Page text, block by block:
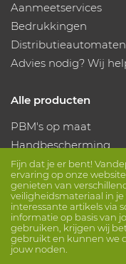
Fijn dat je er bent!
ervaring op onze
genieten van
veiligheidsmateriaal in
interessante artikels via
informatie op basis van
gebruiken, krijgen wij
gebruikt en kunnen we
jouw noden.
Aanmeetservices
Bedrukkingen
Distributieautomaten
Advies nodig? Wij
Alle producten
PBM's op maat
Handbescherming
Voetbescherming
Beschermende
Volg ons